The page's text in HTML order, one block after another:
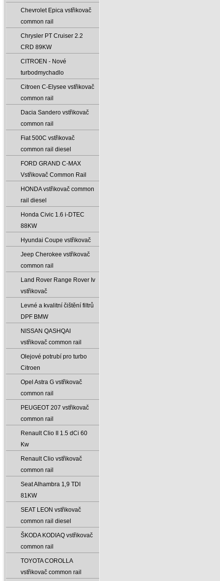
Chevrolet Epica vstřikovač
common rail
Chrysler PT Cruiser 2.2
CRD 89KW
CITROEN - Nové
turbodmychadlo
Citroen C-Elysee vstřikovač
common rail
Dacia Sandero vstřikovač
common rail
Fiat 500C vstřikovač
common rail diesel
FORD GRAND C-MAX
Vstřikovač Common Rail
HONDA vstřikovač common
rail diesel
Honda Civic 1.6 i-DTEC
88KW
Hyundai Coupe vstřikovač
Jeep Cherokee vstřikovač
common rail
Land Rover Range Rover Iv
vstřikovač
Levné a kvalitní čištění filtrů
DPF BMW
NISSAN QASHQAI
vstřikovač common rail
Olejové potrubí pro turbo
Citroen
Opel Astra G vstřikovač
common rail
PEUGEOT 207 vstřikovač
common rail
Renault Clio II 1.5 dCi 60
Kw
Renault Clio vstřikovač
common rail
Seat Alhambra 1‚9 TDI
81KW
SEAT LEON vstřikovač
common rail diesel
ŠKODA KODIAQ vstřikovač
common rail
TOYOTA COROLLA
vstřikovač common rail